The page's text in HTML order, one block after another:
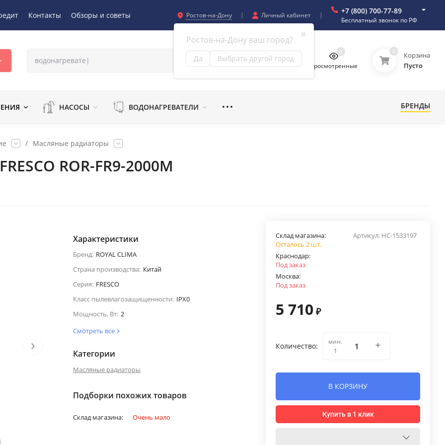
Контакты Обзоры и советы Ростов-на-Дону
✖
Ростов-на-Дону ваш город?
Да Выбрать другой город
Личный кабинет +7 (800) 700-77-89
Бесплатный звонок по РФ
Просмотренные
0 0
Корзина
Пусто
НАСОСЫ ВОДОНАГРЕВАТЕЛИ БРЕНДЫ
/ Масляные радиаторы
ROR-FR9-2000M
›
Характеристики
Бренд: ROYAL CLIMA
Страна производства: Китай
Серия: FRESCO
Класс пылевлагозащищенности: IPX0
Мощность, Вт: 2
Смотреть все
Категории
Масляные радиаторы
Подборки похожих товаров
Склад магазина: Очень мало
Артикул: НС-1533197
Склад магазина:
Осталось 2 шт.
Краснодар:
Под заказ
Москва:
Под заказ
5 710 ₽
Количество:
мин.
1
В КОРЗИНУ
Купить в 1 клик